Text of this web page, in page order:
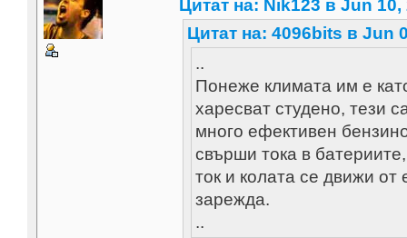
Цитат на: Nik123 в Jun 10,
Цитат на: 4096bits в Jun
..
Понеже климата им е
харесват студено, тези
много ефективен
свърши тока в
ток и колата се движи от
зарежда.
..